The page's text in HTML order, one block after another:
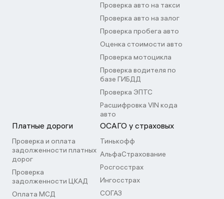
Проверка авто на такси
Проверка авто на залог
Проверка пробега авто
Оценка стоимости авто
Проверка мотоцикла
Проверка водителя по
базе ГИБДД
Проверка ЭПТС
Расшифровка VIN кода
авто
Платные дороги
Проверка и оплата
задолженности платных
дорог
Проверка
задолженности ЦКАД
Оплата МСД
ОСАГО у страховых
Тинькофф
АльфаСтрахование
Росгосстрах
Ингосстрах
СОГАЗ